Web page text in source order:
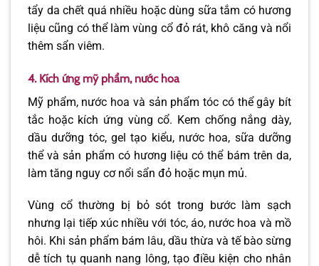
tẩy da chết quá nhiều hoặc dùng sữa tắm có hương
liệu cũng có thể làm vùng cổ đỏ rát, khô căng và nổi
thêm sẩn viêm.
4. Kích ứng mỹ phẩm, nước hoa
Mỹ phẩm, nước hoa và sản phẩm tóc có thể gây bít
tắc hoặc kích ứng vùng cổ. Kem chống nắng dày,
dầu dưỡng tóc, gel tạo kiểu, nước hoa, sữa dưỡng
thể và sản phẩm có hương liệu có thể bám trên da,
làm tăng nguy cơ nổi sẩn đỏ hoặc mụn mủ.
Vùng cổ thường bị bỏ sót trong bước làm sạch
nhưng lại tiếp xúc nhiều với tóc, áo, nước hoa và mồ
hôi. Khi sản phẩm bám lâu, dầu thừa và tế bào sừng
dễ tích tụ quanh nang lông, tạo điều kiện cho nhân